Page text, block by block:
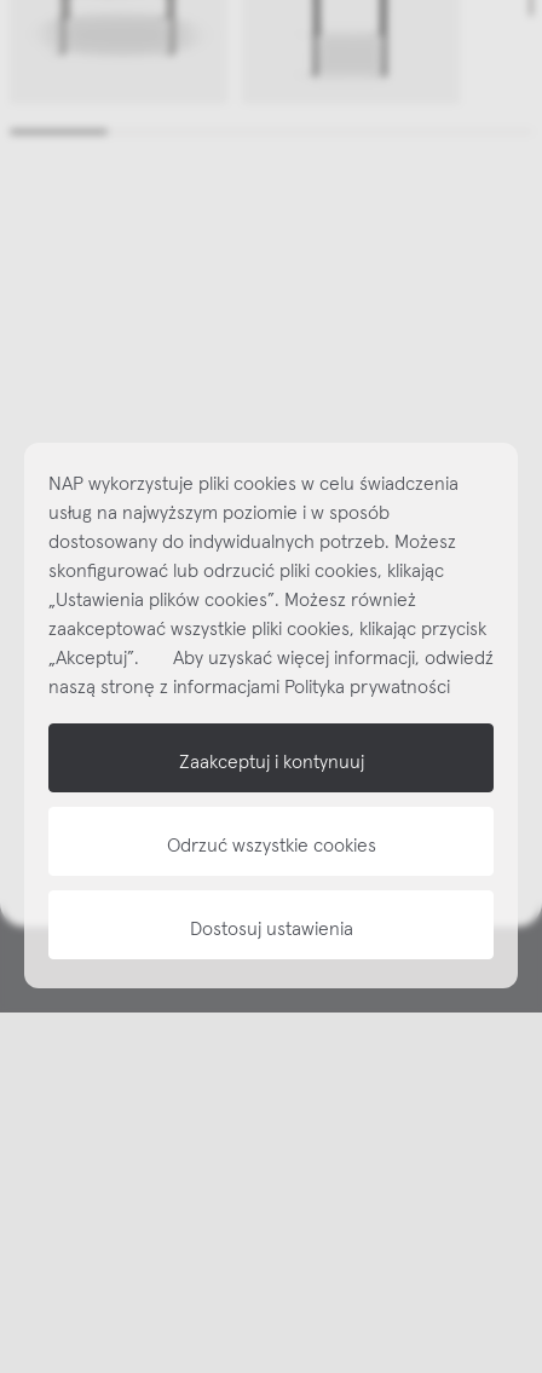
Najlepsze inspiracje i promocje na wyciągnięcie ręki, zapisz się już
dzisiaj do naszego cyklicznego newslettera!
SubskrybujNEWSLETTER
NAP wykorzystuje pliki cookies w celu świadczenia
usług na najwyższym poziomie i w sposób
dostosowany do indywidualnych potrzeb. Możesz
skonfigurować lub odrzucić pliki cookies, klikając
„Ustawienia plików cookies”. Możesz również
zaakceptować wszystkie pliki cookies, klikając przycisk
„Akceptuj”. Aby uzyskać więcej informacji, odwiedź
naszą stronę z informacjami Polityka prywatności
Zaakceptuj i kontynuuj
Odrzuć wszystkie cookies
Dostosuj ustawienia